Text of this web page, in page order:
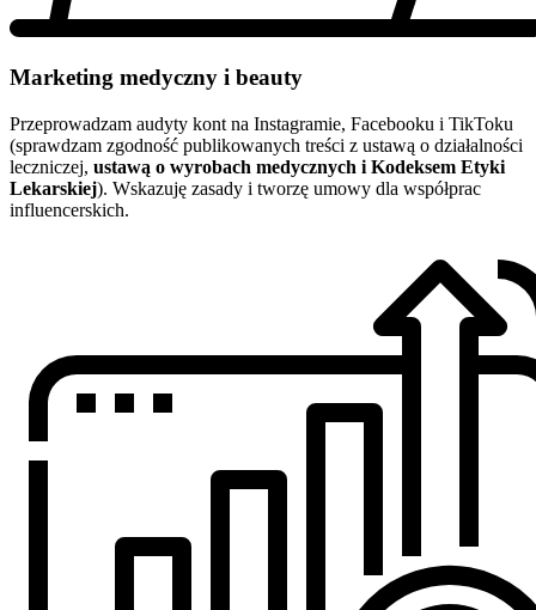
Marketing medyczny i beauty
Przeprowadzam audyty kont na Instagramie, Facebooku i TikToku
(sprawdzam zgodność publikowanych treści z ustawą o działalności
leczniczej, ustawą o wyrobach medycznych i Kodeksem Etyki
Lekarskiej). Wskazuję zasady i tworzę umowy dla współprac
influencerskich.